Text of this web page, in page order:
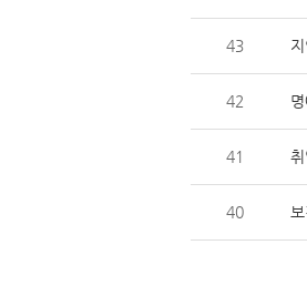
43
42
41
40